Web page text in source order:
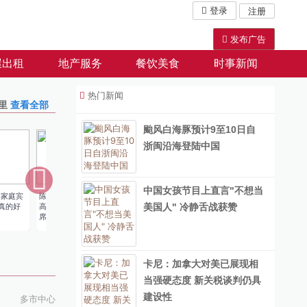
登录 注册
发布广告
租 地产服务 餐饮美食 时事新闻
查看全部
庭宾
的好
陈薇 - 多年蝉联最
高业绩，2018年主
席大…
xbox 360 + kinect
Jeff Rui - Homelife
La…
多市中心
热门新闻
颱风白海豚预计9至10日自
浙闽沿海登陆中国
中国女孩节目上直言"不想当
美国人" 冷静舌战获赞
卡尼：加拿大对美已展现相
当强硬态度 新关税谈判仍具
建设性